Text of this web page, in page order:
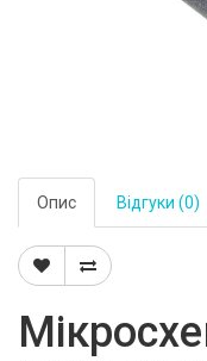
Опис Відгуки (0)